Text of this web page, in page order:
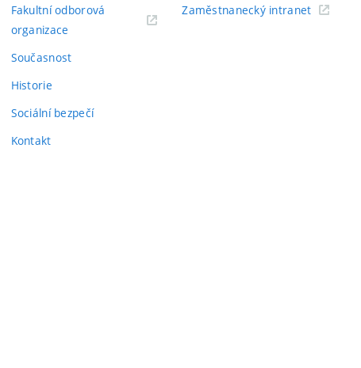
Fakultní odborová
organizace
Současnost
Historie
Sociální bezpečí
Kontakt
Zaměstnanecký intranet(externí